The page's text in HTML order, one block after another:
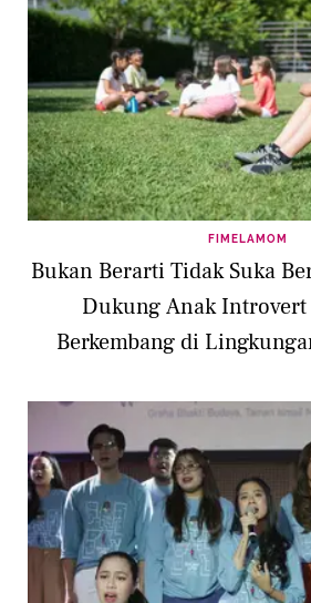
FIMELAMOM
Bukan Berarti Tidak Suka
Dukung Anak Introvert
Berkembang di